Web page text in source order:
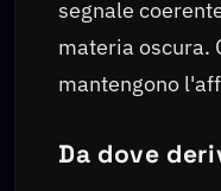
segnale
materia oscura.
mantengono
Da dove